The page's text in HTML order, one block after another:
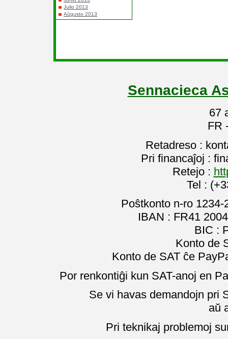
Julio 2013
Aŭgusto 2013
Sennacieca
67
FR
Retadreso :
Pri financaĵoj :
Retejo :
Tel :
Poŝtkonto n-ro
IBAN : FR41
BIC :
Konto de
Konto de SAT ĉe
Por renkontiĝi kun SAT-anoj en
Se vi havas demandojn pri
aŭ
Pri teknikaj problemoj